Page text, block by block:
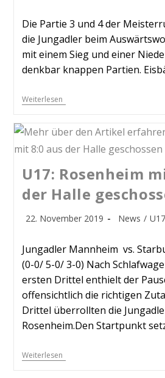
Die Partie 3 und 4 der
die Jungadler beim
mit einem Sieg und einer
denkbar knappen Partien.
Weiterlesen
U17: Rosenheim
der Halle
22. November 2019 News / U17
Jungadler Mannheim vs.
(0-0/ 5-0/ 3-0) Nach
ersten Drittel enthielt der
offensichtlich die richtigen
Drittel überrollten die
Rosenheim.Den Startpunkt
Weiterlesen